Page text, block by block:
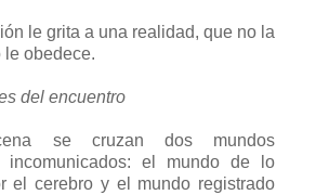
le grita a una realidad, que no la
le obedece.
del encuentro
se cruzan dos mundos
incomunicados: el mundo de lo
el cerebro y el mundo registrado